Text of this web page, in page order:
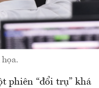
phiên “đổi trụ” khá